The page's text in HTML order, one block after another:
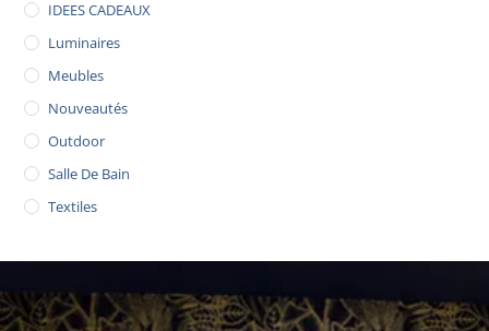
IDEES CADEAUX
Luminaires
Meubles
Nouveautés
Outdoor
Salle De Bain
Textiles